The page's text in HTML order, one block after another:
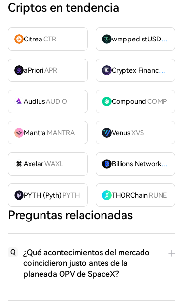
Criptos en tendencia
CitreaCTR wrapped stUSDT
aPrioriAPR Cryptex FinanceCTX
AudiusAUDIO CompoundCOMP
Mantra MANTRA VenusXVS
AxelarWAXL Billions Network
BILL
PYTH (Pyth) PYTH THORChain RUNE
Preguntas relacionadas
Q
¿Qué acontecimientos del mercado
coincidieron justo antes de la
planeada OPV de SpaceX?